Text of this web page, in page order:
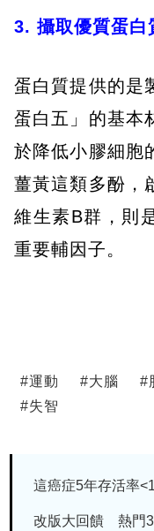
3. 攝取優質蛋白
蛋白質提供的是
蛋白五」的基本
於降低小膠細胞
薑黃這類多酚，
維生素B群，則
重要輔因子。
#運動 #大腦 #
#失智
這癌症5年存活率
改版大回饋 熱門